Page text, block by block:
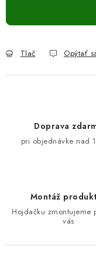
Tlač Opýtať
Doprava
pri objednávke nad
Montáž
Hojdačku zmontujeme
vás